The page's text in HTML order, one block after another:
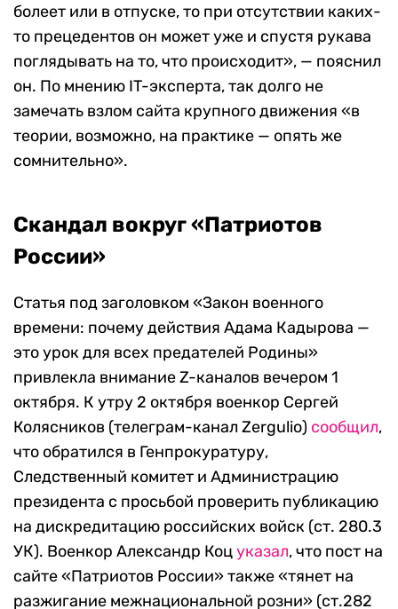
болеет или в отпуске, то при отсутствии каких-
то прецедентов он может уже и спустя рукава
поглядывать на то, что происходит», — пояснил
он. По мнению IT-эксперта, так долго не
замечать взлом сайта крупного движения «в
теории, возможно, на практике — опять же
сомнительно».
Скандал вокруг «Патриотов
России»
Статья под заголовком «Закон военного
времени: почему действия Адама Кадырова —
это урок для всех предателей Родины»
привлекла внимание Z-каналов вечером 1
октября. К утру 2 октября военкор Сергей
Колясников (телеграм-канал Zergulio) сообщил,
что обратился в Генпрокуратуру,
Следственный комитет и Администрацию
президента с просьбой проверить публикацию
на дискредитацию российских войск (ст. 280.3
УК). Военкор Александр Коцуказал, что пост на
сайте «Патриотов России» также «тянет на
разжигание межнациональной розни» (ст.282